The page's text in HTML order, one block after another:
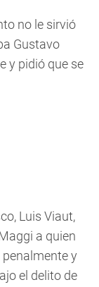
no le sirvió
Gustavo
y pidió que se
Luis Viaut,
a quien
y
el delito de